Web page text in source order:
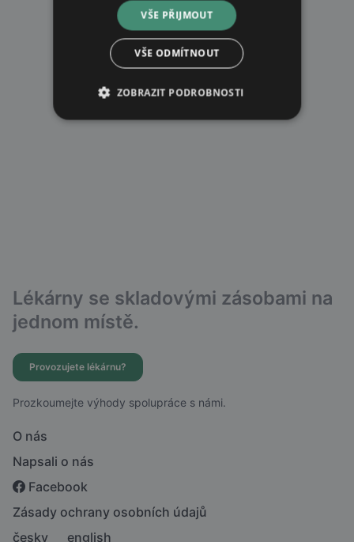
Lékárny se skladovými zásobami na
jednom místě.
Provozujete lékárnu?
Prozkoumejte výhody spolupráce s námi.
O nás
Napsali o nás
Facebook
Zásady ochrany osobních údajů
česky
english
VŠE PŘIJMOUT
VŠE ODMÍTNOUT
ZOBRAZIT PODROBNOSTI